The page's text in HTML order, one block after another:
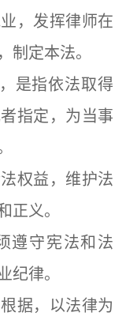
，发挥律师在
制定本法。
指依法取得
指定，为当事
权益，维护法
正义。
守宪法和法
纪律。
据，以法律为